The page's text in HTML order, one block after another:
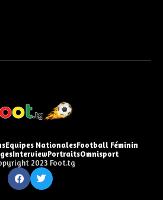
Equipes NationalesFootball Féminin
InterviewPortraitsOmnisport
2023 Foot.tg